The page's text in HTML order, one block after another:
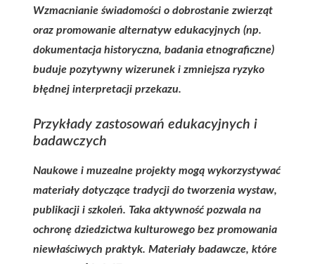
Wzmacnianie świadomości o dobrostanie zwierząt
oraz promowanie alternatyw edukacyjnych (np.
dokumentacja historyczna, badania etnograficzne)
buduje pozytywny wizerunek i zmniejsza ryzyko
błędnej interpretacji przekazu.
Przykłady zastosowań edukacyjnych i
badawczych
Naukowe i muzealne projekty mogą wykorzystywać
materiały dotyczące tradycji do tworzenia wystaw,
publikacji i szkoleń. Taka aktywność pozwala na
ochronę dziedzictwa kulturowego bez promowania
niewłaściwych praktyk. Materiały badawcze, które